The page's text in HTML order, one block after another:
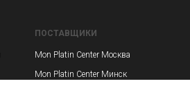
ПОСТАВЩИКИ
Mon Platin Center Москва
Mon Platin Center Минск